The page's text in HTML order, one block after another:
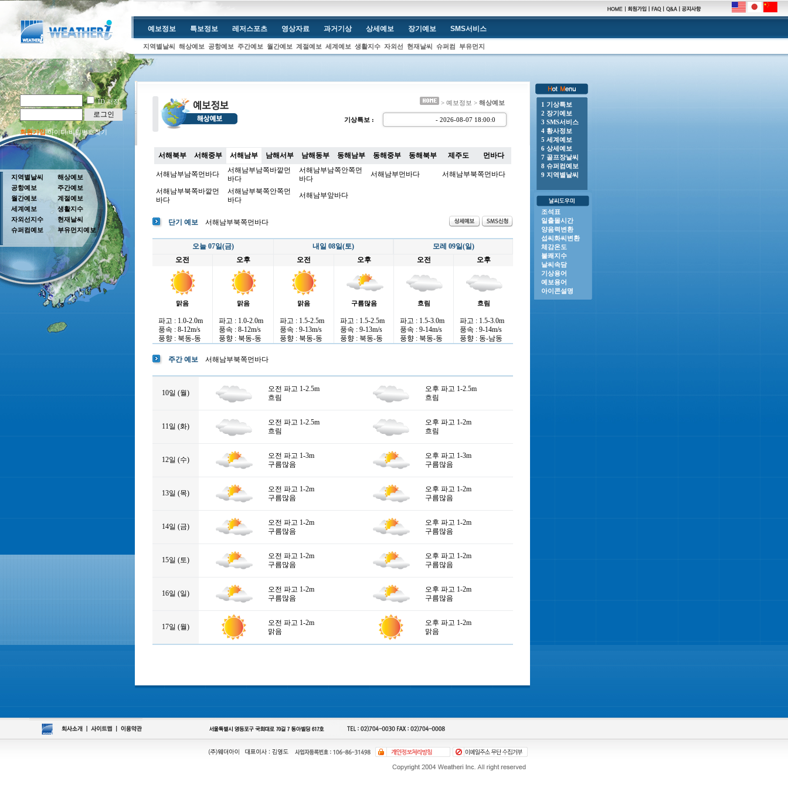
ID 저장
로그인
회원가입아이디/비밀번호찾기
예보정보 특보정보 레저스포츠 영상자료 과거기상 상세예보 장기예보 SMS서비스
지역별날씨 해상예보 공항예보 주간예보 월간예보 계절예보 세계예보 생활지수 자외선 현재날씨 슈퍼컴 부유먼지
> 예보정보 > 해상예보
기상특보 : - 2026-08-07 18:00:00 o 강풍주의보 : 전라남도(거문도.초도), 제주도(제주도산지, 제주시동부, 서귀포시서부, 서귀포시
지역별날씨
공항예보
월간예보
세계예보
자외선지수
슈퍼컴예보
해상예보
주간예보
계절예보
생활지수
현재날씨
부유먼지예보
서해북부 서해중부 서해남부 남해서부 남해동부 동해남부 동해중부 동해북부 제주도 먼바다
서해남부남쪽먼바다
서해남부남쪽바깥먼
바다
서해남부남쪽안쪽먼
바다
서해남부먼바다 서해남부북쪽먼바다
서해남부북쪽바깥먼
바다
서해남부북쪽안쪽먼
바다
서해남부앞바다
단기 예보 서해남부북쪽먼바다
오늘 07일(금) 내일 08일(토)
모레 09일(일)
오전
오후 오전 오후 오전 오후
맑음 맑음 맑음 구름많음 흐림 흐림
파고 : 1.0-2.0m
풍속 : 8-12m/s
풍향 : 북동-동
파고 : 1.0-2.0m
풍속 : 8-12m/s
풍향 : 북동-동
파고 : 1.5-2.5m
풍속 : 9-13m/s
풍향 : 북동-동
파고 : 1.5-2.5m
풍속 : 9-13m/s
풍향 : 북동-동
파고 : 1.5-3.0m
풍속 : 9-14m/s
풍향 : 북동-동
파고 : 1.5-3.0m
풍속 : 9-14m/s
풍향 : 동-남동
주간 예보 서해남부북쪽먼바다
10일 (월)
오전 파고 1-2.5m
흐림
오후 파고 1-2.5m
흐림
11일 (화)
오전 파고 1-2.5m
흐림
오후 파고 1-2m
흐림
12일 (수)
오전 파고 1-3m
구름많음
오후 파고 1-3m
구름많음
13일 (목)
오전 파고 1-2m
구름많음
오후 파고 1-2m
구름많음
14일 (금)
오전 파고 1-2m
구름많음
오후 파고 1-2m
구름많음
15일 (토)
오전 파고 1-2m
구름많음
오후 파고 1-2m
구름많음
16일 (일)
오전 파고 1-2m
구름많음
오후 파고 1-2m
구름많음
17일 (월)
오전 파고 1-2m
맑음
오후 파고 1-2m
맑음
1 기상특보
2 장기예보
3 SMS서비스
4 황사정보
5 세계예보
6 상세예보
7 골프장날씨
8 슈퍼컴예보
9 지역별날씨
조석표
일출몰시간
양음력변환
섭씨화씨변환
체감온도
불쾌지수
날씨속담
기상용어
예보용어
아이콘설명